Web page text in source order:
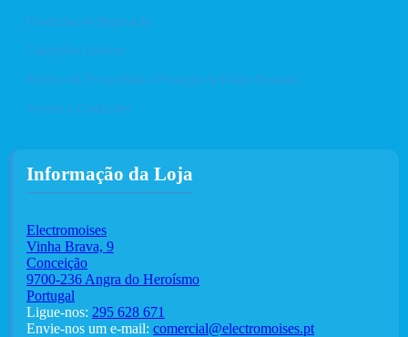
Condições de Reparação
Condições Cetelem
Política de Privacidade e Proteção de Dados Pessoais
Termos e Condições
Informação da Loja
Electromoises
Vinha Brava, 9
Conceição
9700-236 Angra do Heroísmo
Portugal
Ligue-nos: 295 628 671
Envie-nos um e-mail: comercial@electromoises.pt